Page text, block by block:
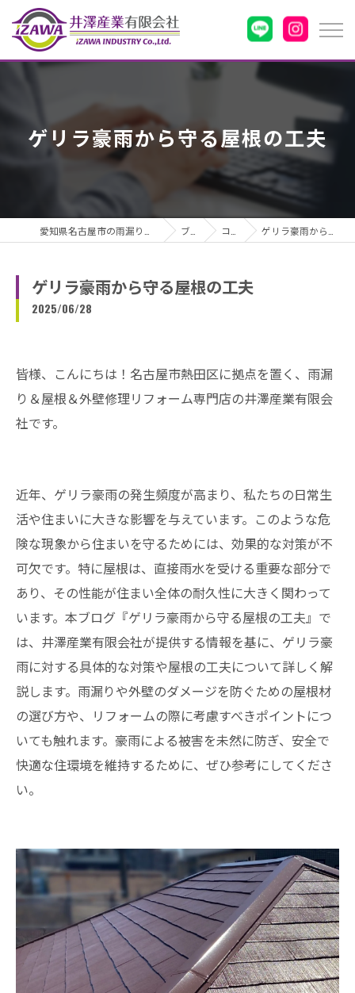
ゲリラ豪雨から守る屋根の工夫
ブログ コラム ゲリラ豪雨から守る屋根の工夫
ゲリラ豪雨から守る屋根の工夫
2025/06/28
皆様、こんにちは！名古屋市熱田区に拠点を置く、雨漏
り＆屋根＆外壁修理リフォーム専門店の井澤産業有限会
社です。
近年、ゲリラ豪雨の発生頻度が高まり、私たちの日常生
活や住まいに大きな影響を与えています。このような危
険な現象から住まいを守るためには、効果的な対策が不
可欠です。特に屋根は、直接雨水を受ける重要な部分で
あり、その性能が住まい全体の耐久性に大きく関わって
います。本ブログ『ゲリラ豪雨から守る屋根の工夫』で
は、井澤産業有限会社が提供する情報を基に、ゲリラ豪
雨に対する具体的な対策や屋根の工夫について詳しく解
説します。雨漏りや外壁のダメージを防ぐための屋根材
の選び方や、リフォームの際に考慮すべきポイントにつ
いても触れます。豪雨による被害を未然に防ぎ、安全で
快適な住環境を維持するために、ぜひ参考にしてくださ
い。